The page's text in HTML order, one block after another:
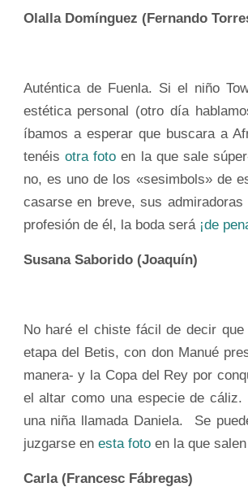
Olalla Domínguez (Fernando
Auténtica de Fuenla. Si el niño
estética personal (otro día
íbamos a esperar que buscara a
tenéis otra foto en la que sale
no, es uno de los «sesimbols» de
casarse en breve, sus
profesión de él, la boda será ¡de
Susana Saborido (Joaquín)
No haré el chiste fácil de decir
etapa del Betis, con don Manué
manera- y la Copa del Rey por
el altar como una especie de
una niña llamada Daniela. Se
juzgarse en esta fotoen la que salen
Carla (Francesc Fábregas)